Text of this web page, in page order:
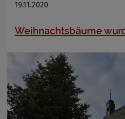
19.11.2020
Weihnachtsbäume